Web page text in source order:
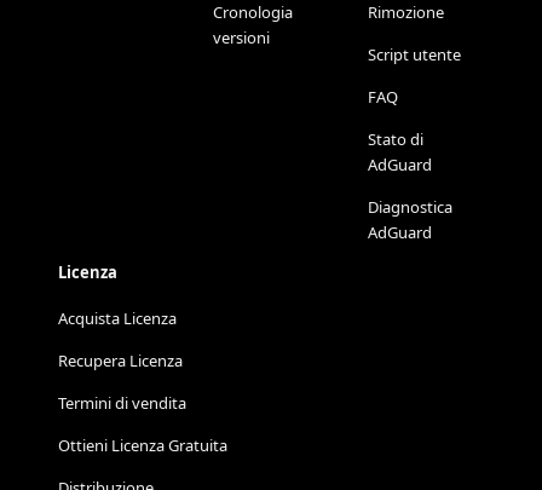
Cronologia
versioni
Rimozione
Script utente
FAQ
Stato di
AdGuard
Diagnostica
AdGuard
Licenza
Acquista Licenza
Recupera Licenza
Termini di vendita
Ottieni Licenza Gratuita